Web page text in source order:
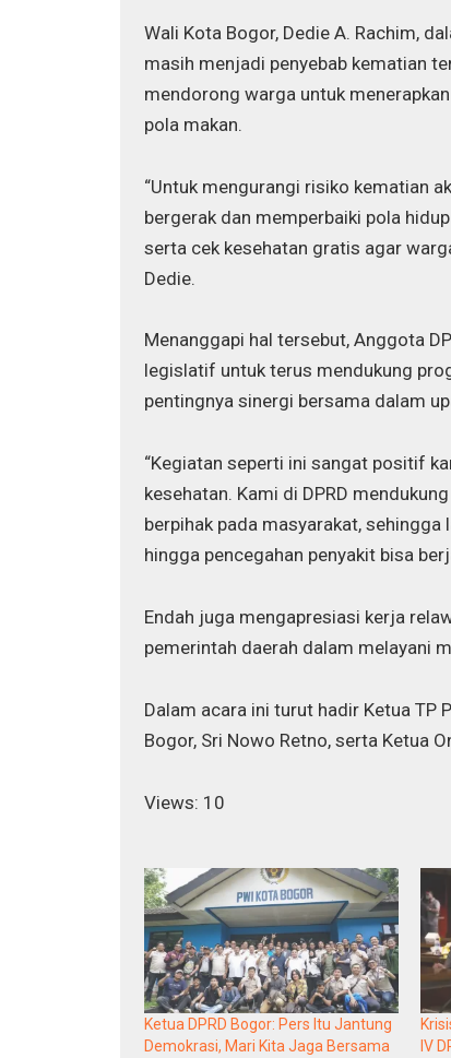
Wali Kota Bogor, Dedie A. Rachim,
masih menjadi penyebab kematian
mendorong warga untuk
pola makan.
“Untuk mengurangi risiko kematian
bergerak dan memperbaiki pola
serta cek kesehatan gratis agar
Dedie.
Menanggapi hal tersebut, Anggota
legislatif untuk terus mendukung
pentingnya sinergi bersama dalam
“Kegiatan seperti ini sangat positif
kesehatan. Kami di DPRD
berpihak pada masyarakat,
hingga pencegahan penyakit bisa
Endah juga mengapresiasi kerja
pemerintah daerah dalam melayani
Dalam acara ini turut hadir Ketua TP
Bogor, Sri Nowo Retno, serta Ketua
Views: 10
Ketua DPRD Bogor: Pers Itu Jantung
Demokrasi, Mari Kita Jaga Bersama
IV